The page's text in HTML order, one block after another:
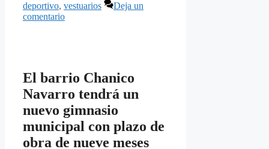
deportivo, vestuarios
Deja un
comentario
El barrio Chanico
Navarro tendrá un
nuevo gimnasio
municipal con plazo de
obra de nueve meses